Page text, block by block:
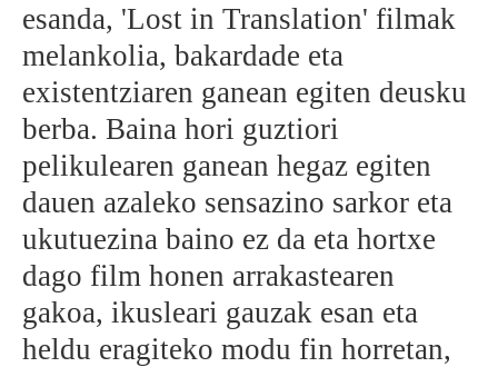
esanda, 'Lost in Translation' filmak
melankolia, bakardade eta
existentziaren ganean egiten deusku
berba. Baina hori guztiori
pelikulearen ganean hegaz egiten
dauen azaleko sensazino sarkor eta
ukutuezina baino ez da eta hortxe
dago film honen arrakastearen
gakoa, ikusleari gauzak esan eta
heldu eragiteko modu fin horretan,